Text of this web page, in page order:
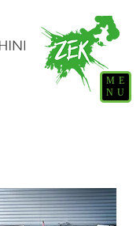
ME
NU